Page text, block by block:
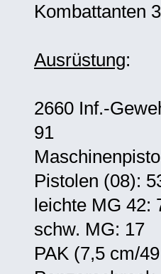
Kombattanten
Ausrüstung:
2660 Inf.-
91
Pistolen (08):
leichte MG 42:
schw. MG: 17
PAK (7,5 cm/